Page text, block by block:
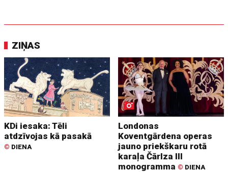
ZIŅAS
KDi iesaka: Tēli
atdzīvojas kā pasakā
© DIENA
Londonas
Koventgārdena operas
jauno priekškaru rotā
karaļa Čārlza III
monogramma © DIENA